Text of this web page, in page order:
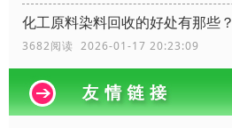
化工原料染料回收的好处有那些？
3682阅读 2026-01-17 20:23:09